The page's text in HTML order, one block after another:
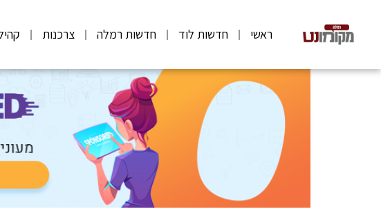
ראשי חדשות לוד חדשות רמלה צרכנות